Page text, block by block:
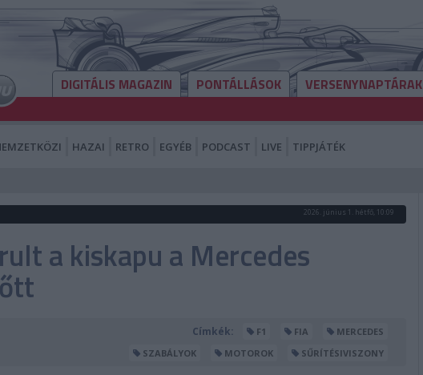
DIGITÁLIS MAGAZIN PONTÁLLÁSOK VERSENYNAPTÁRAK
HAZAI RETRO EGYÉB PODCAST LIVE TIPPJÁTÉK
2026. június 1. hétfő, 10:09
a kiskapu a Mercedes
Címkék: F1 FIA
MERCEDES
SZABÁLYOK
MOTOROK SŰRÍTÉSIVISZONY